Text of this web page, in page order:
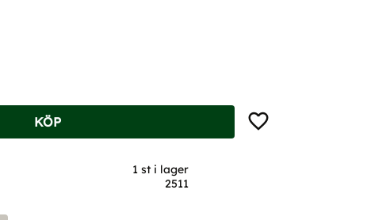
KÖP Lägg till i favoriter
1 st i lager
2511